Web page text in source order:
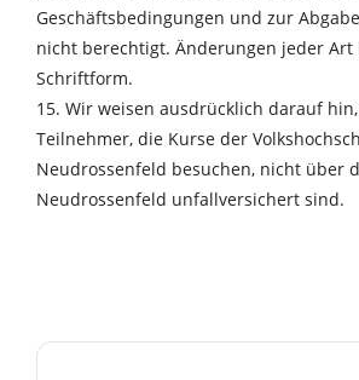
Geschäftsbedingungen und zur
nicht berechtigt. Änderungen jeder
Schriftform.
15. Wir weisen ausdrücklich darauf
Teilnehmer, die Kurse der
Neudrossenfeld besuchen, nicht über
Neudrossenfeld unfallversichert sind.